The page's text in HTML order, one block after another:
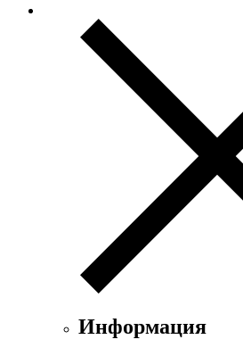
Информация